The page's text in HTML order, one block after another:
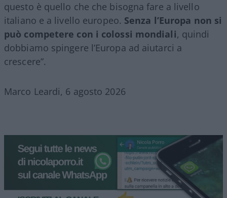
questo è quello che che bisogna fare a livello
italiano e a livello europeo. Senza l’Europa non si
può competere con i colossi mondiali, quindi
dobbiamo spingere l’Europa ad aiutarci a
crescere”.
Marco Leardi, 6 agosto 2026